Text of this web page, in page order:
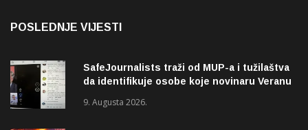
POSLEDNJE VIJESTI
SafeJournalists traži od MUP-a i tužilaštva
da identifikuje osobe koje novinaru Veranu
9. Augusta 2026.